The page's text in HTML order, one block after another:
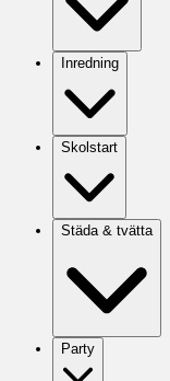
Inredning
Skolstart
Städa & tvätta
Party